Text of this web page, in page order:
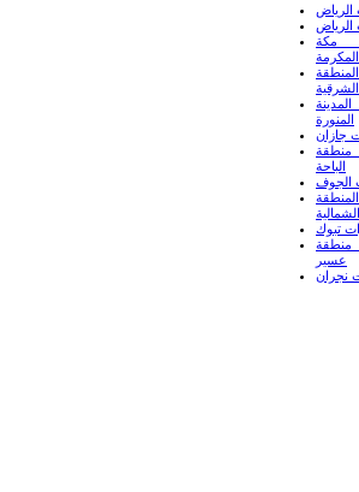
الرياض
الرياض
مكة
المكرمة
الشرقية
المنورة
جازان
منطقة
الباحة
الجوف
الشمالية
تبوك
منطقة
عسير
نجران